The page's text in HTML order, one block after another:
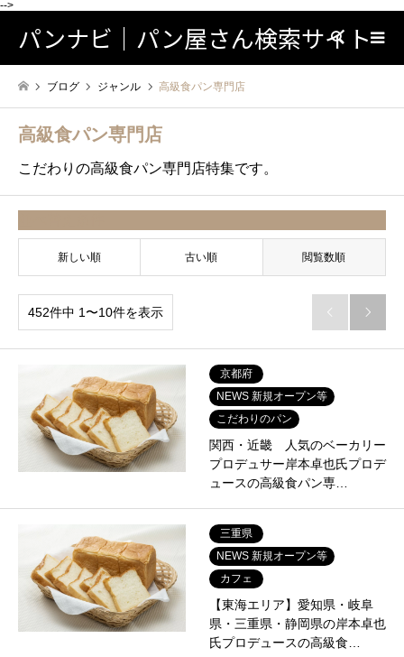
-->
パンナビ｜パン屋さん検索サイト検索
ブログ ジャンル 高級食パン専門店
高級食パン専門店
こだわりの高級食パン専門店特集です。
新しい順 古い順 閲覧数順
452件中 1〜10件を表示  
京都府
NEWS 新規オープン等
こだわりのパン
関西・近畿 人気のベーカリー
プロデュサー岸本卓也氏プロデ
ュースの高級食パン専…
三重県
NEWS 新規オープン等
カフェ
【東海エリア】愛知県・岐阜
県・三重県・静岡県の岸本卓也
氏プロデュースの高級食…